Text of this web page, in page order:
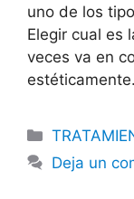
uno de los
Elegir cual es
veces va en
Deja un